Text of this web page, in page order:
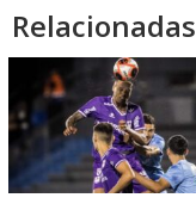
Relacionadas